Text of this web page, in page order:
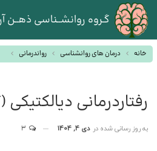
گـروه روانشــناسی ذهــن
خانه درمان های روانشناسی رواندرمانی
رفتاردرمانی دیالکتیکی (DBT)
به روز رسانی شده در دی 4, 1404